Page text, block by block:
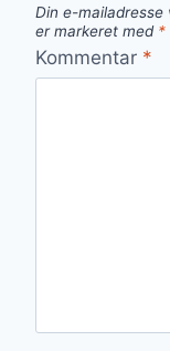
Din e-mailadresse
er markeret med *
Kommentar *